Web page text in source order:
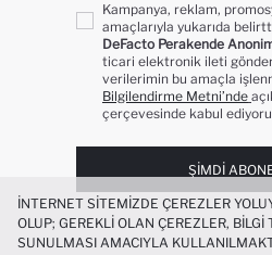
Kampanya, reklam,
amaçlarıyla yukarıda
DeFacto Perakende
ticari elektronik ileti
verilerimin bu amaçla
Bilgilendirme Metni’nde
çerçevesinde kabul
ŞIMDI
İNTERNET SITEMIZDE ÇEREZLER
OLUP; GEREKLI OLAN ÇEREZLER,
SUNULMASI AMACIYLA